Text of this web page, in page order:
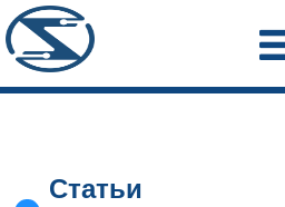
Статьи